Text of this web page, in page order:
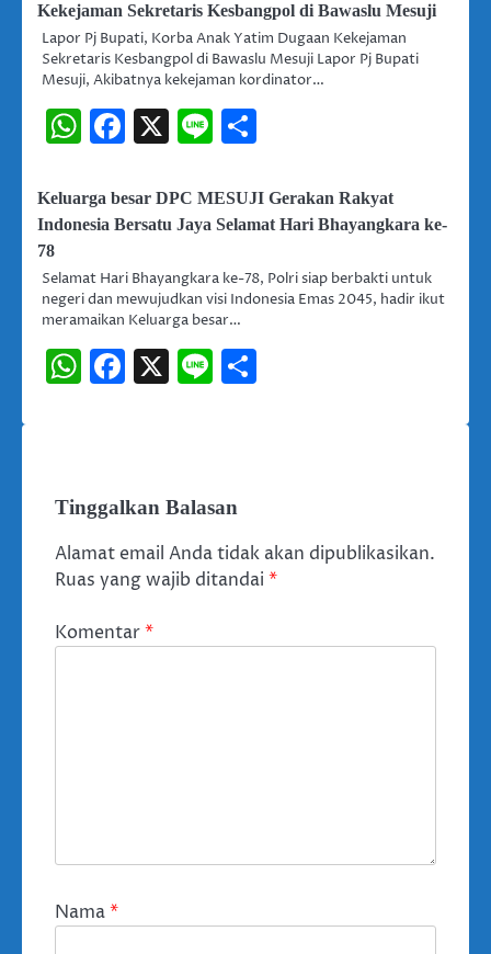
Kekejaman Sekretaris Kesbangpol di Bawaslu Mesuji
Lapor Pj Bupati, Korba Anak Yatim Dugaan Kekejaman
Sekretaris Kesbangpol di Bawaslu Mesuji Lapor Pj Bupati
Mesuji, Akibatnya kekejaman kordinator…
WhatsApp
Facebook
X Line
Keluarga besar DPC MESUJI Gerakan Rakyat
Indonesia Bersatu Jaya Selamat Hari Bhayangkara ke-
78
Selamat Hari Bhayangkara ke-78, Polri siap berbakti untuk
negeri dan mewujudkan visi Indonesia Emas 2045, hadir ikut
meramaikan Keluarga besar…
WhatsApp
Facebook
X Line
Tinggalkan Balasan
Alamat email Anda tidak akan dipublikasikan.
Ruas yang wajib ditandai *
Komentar*
Nama*